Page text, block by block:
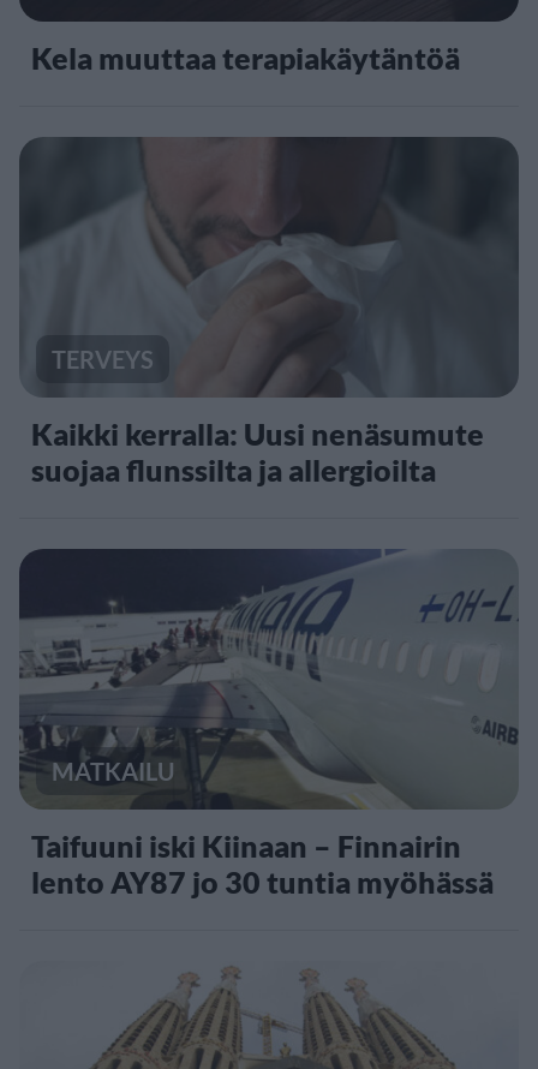
Kela muuttaa terapiakäytäntöä
TERVEYS
Kaikki kerralla: Uusi nenäsumute
suojaa flunssilta ja allergioilta
MATKAILU
Taifuuni iski Kiinaan – Finnairin
lento AY87 jo 30 tuntia myöhässä